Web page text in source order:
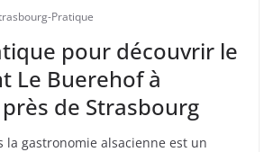
Pratique
pour découvrir le
Le Buerehof à
de Strasbourg
la gastronomie alsacienne est un